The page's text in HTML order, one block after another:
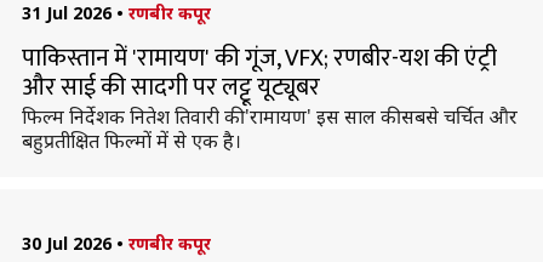
31 Jul 2026 • रणबीर कपूर
पाकिस्तान में 'रामायण' की गूंज, VFX; रणबीर-यश की एंट्री
और साई की सादगी पर लट्टू यूट्यूबर
फिल्म निर्देशक नितेश तिवारी की 'रामायण' इस साल की सबसे चर्चित और
बहुप्रतीक्षित फिल्मों में से एक है।
30 Jul 2026 • रणबीर कपूर